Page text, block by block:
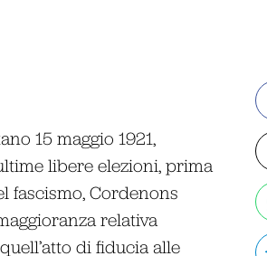
15 maggio 1921,
libere elezioni, prima
fascismo, Cordenons
relativa
di fiducia alle